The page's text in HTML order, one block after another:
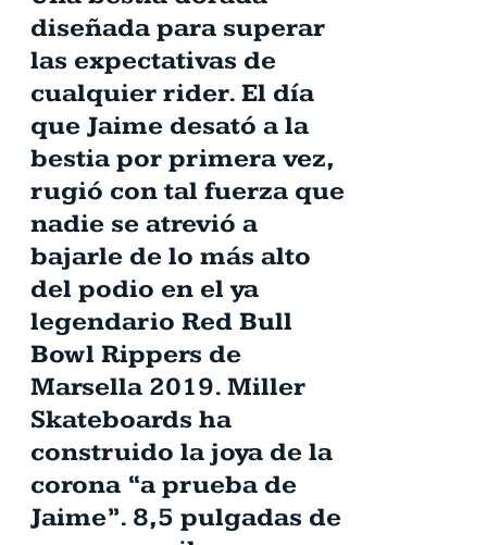
diseñada para superar
las expectativas de
cualquier rider. El día
que Jaime desató a la
bestia por primera vez,
rugió con tal fuerza que
nadie se atrevió a
bajarle de lo más alto
del podio en el ya
legendario Red Bull
Bowl Rippers de
Marsella 2019. Miller
Skateboards ha
construido la joya de la
corona “a prueba de
Jaime”. 8,5 pulgadas de